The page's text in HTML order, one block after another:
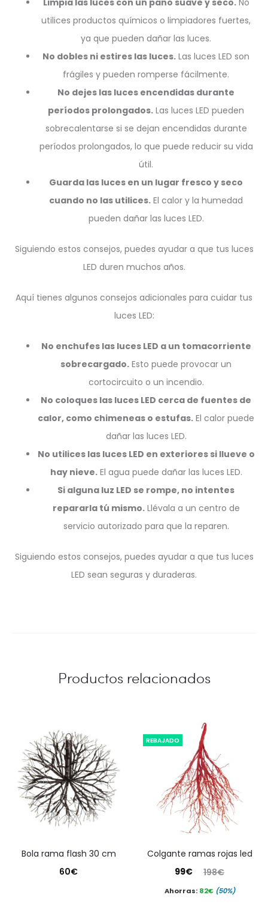
utilices productos químicos o limpiadores fuertes,
ya que pueden dañar las luces.
No dobles ni estires las luces. Las luces LED son
frágiles y pueden romperse fácilmente.
No dejes las luces encendidas durante
períodos prolongados. Las luces LED pueden
sobrecalentarse si se dejan encendidas durante
períodos prolongados, lo que puede reducir su vida
útil.
Guarda las luces en un lugar fresco y seco
cuando no las utilices. El calor y la humedad
pueden dañar las luces LED.
Siguiendo estos consejos, puedes ayudar a que tus luces
LED duren muchos años.
Aquí tienes algunos consejos adicionales para cuidar tus
luces LED:
No enchufes las luces LED a un tomacorriente
sobrecargado. Esto puede provocar un
cortocircuito o un incendio.
No coloques las luces LED cerca de fuentes de
calor, como chimeneas o estufas. El calor puede
dañar las luces LED.
No utilices las luces LED en exteriores si llueve o
hay nieve.El agua puede dañar las luces LED.
Si alguna luz LED se rompe, no intentes
repararla tú mismo.Llévala a un centro de
servicio autorizado para que la reparen.
Siguiendo estos consejos, puedes ayudar a que tus luces
LED sean seguras y duraderas.
Productos relacionados
bola rama flash 30 cm
60€
REBAJADO
colgante ramas rojas led
198€
El
precio
99€
precioAhorras: 82€ (50%)